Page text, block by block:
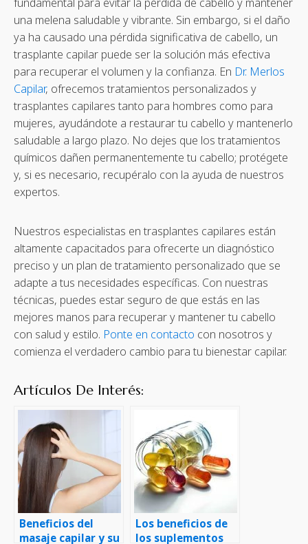
una melena saludable y vibrante. Sin embargo, si el daño
ya ha causado una pérdida significativa de cabello, un
trasplante capilar puede ser la solución más efectiva
para recuperar el volumen y la confianza. En Dr. Merlos
Capilar, ofrecemos tratamientos personalizados y
trasplantes capilares tanto para hombres como para
mujeres, ayudándote a restaurar tu cabello y mantenerlo
saludable a largo plazo. No dejes que los tratamientos
químicos dañen permanentemente tu cabello; protégete
y, si es necesario, recupéralo con la ayuda de nuestros
expertos.
Nuestros especialistas en trasplantes capilares están
altamente capacitados para ofrecerte un diagnóstico
preciso y un plan de tratamiento personalizado que se
adapte a tus necesidades específicas. Con nuestras
técnicas, puedes estar seguro de que estás en las
mejores manos para recuperar y mantener tu cabello
con salud y estilo. Ponte en contacto con nosotros y
comienza el verdadero cambio para tu bienestar capilar.
Artículos De Interés:
Beneficios del
masaje capilar y su
Los beneficios de
los suplementos